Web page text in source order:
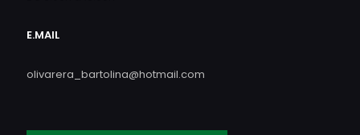
E.MAIL
olivarera_bartolina@hotmail.com